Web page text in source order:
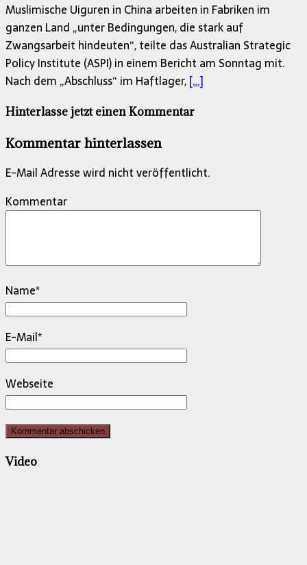
Muslimische Uiguren in China arbeiten in Fabriken im
ganzen Land „unter Bedingungen, die stark auf
Zwangsarbeit hindeuten“, teilte das Australian Strategic
Policy Institute (ASPI) in einem Bericht am Sonntag mit.
Nach dem „Abschluss“ im Haftlager,[…]
Hinterlasse jetzt einen Kommentar
Kommentar hinterlassen
E-Mail Adresse wird nicht veröffentlicht.
Kommentar
Name*
E-Mail*
Webseite
Video